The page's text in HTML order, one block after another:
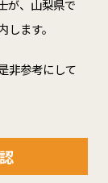
が、山梨県で
ます。
非参考にして